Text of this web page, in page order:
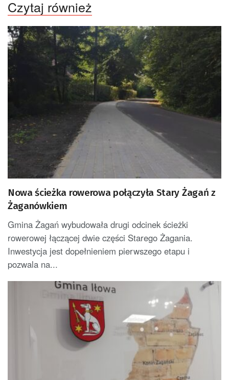
Czytaj również
Nowa ścieżka rowerowa połączyła Stary Żagań z
Żaganówkiem
Gmina Żagań wybudowała drugi odcinek ścieżki
rowerowej łączącej dwie części Starego Żagania.
Inwestycja jest dopełnieniem pierwszego etapu i
pozwala na...